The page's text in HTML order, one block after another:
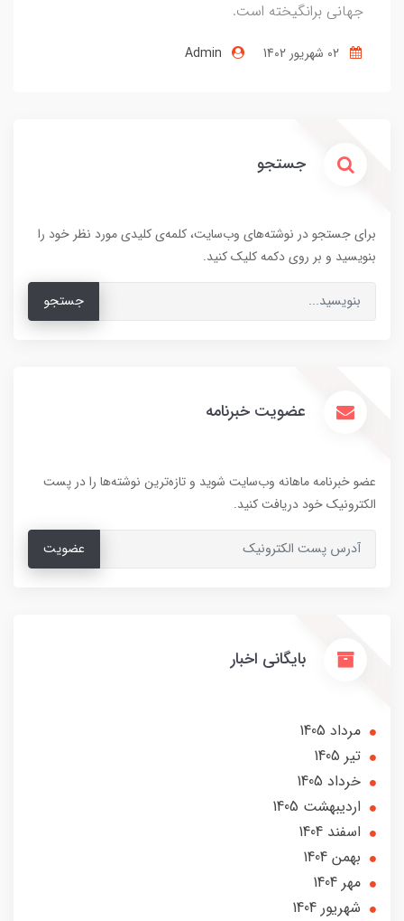
جهانی برانگیخته است.
Admin
جستجو
برای جستجو در نوشته‌های وب‌سایت، کلمه‌ی کلیدی مورد نظر خود را
بنویسید و بر روی دکمه کلیک کنید.
جستجو
عضویت خبرنامه
عضو خبرنامه ماهانه وب‌سایت شوید و تازه‌ترین نوشته‌ها را در پست
الکترونیک خود دریافت کنید.
عضویت
بایگانی اخبار
مرداد 1405
تير 1405
خرداد 1405
ارديبهشت 1405
اسفند 1404
بهمن 1404
مهر 1404
شهریور 1404